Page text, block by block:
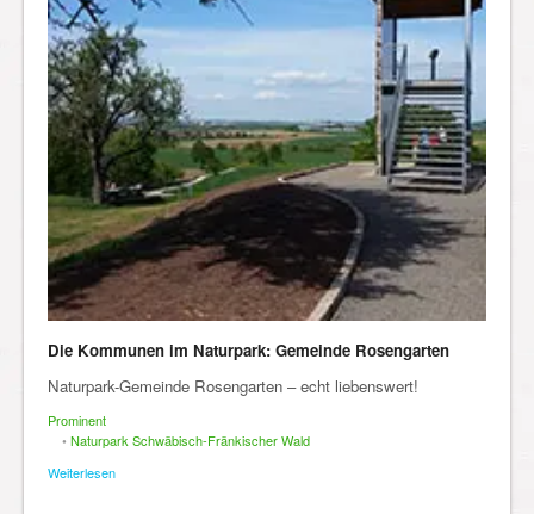
Die Kommunen im Naturpark: Gemeinde Rosengarten
Naturpark-Gemeinde Rosengarten – echt liebenswert!
Prominent
• Naturpark Schwäbisch-Fränkischer Wald
Weiterlesen